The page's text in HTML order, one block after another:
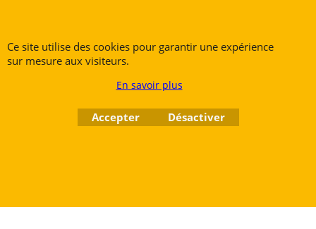
7700 Mouscron
Tél. +32 (0) 470 876 817
contact@ruedesvents.com
Ce site utilise des cookies pour garantir une expérience
sur mesure aux visiteurs.
En savoir plus
Accepter Désactiver